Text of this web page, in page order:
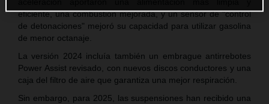
eficiente, una combustión mejorada, y un sensor de "control
de detonaciones" mejoró su capacidad para utilizar gasolina
de menor octanaje.
La versión 2024 incluía también un embrague antirrebotes
Power Assist revisado, con nuevos discos conductores y una
caja del filtro de aire que garantiza una mejor respiración.
Sin embargo, para 2025, las suspensiones han recibido una